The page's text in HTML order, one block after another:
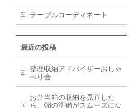
テーブルコーディネート
最近の投稿
整理収納アドバイザーおしゃ
べり会
お弁当箱の収納を見直した
ら、朝の準備がスムーズにな